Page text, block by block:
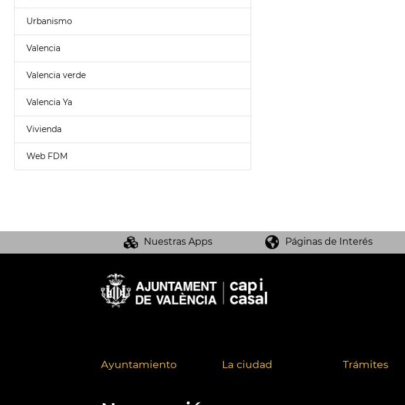
Urbanismo
Valencia
Valencia verde
Valencia Ya
Vivienda
Web FDM
Nuestras Apps Páginas de Interés
Ayuntamiento La ciudad Trámites